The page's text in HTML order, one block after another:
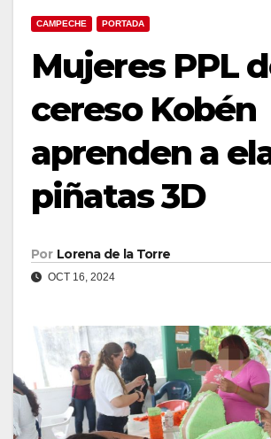
CAMPECHE PORTADA
Mujeres PPL
cereso Kobén
aprenden a
piñatas 3D
Por Lorena de la Torre
OCT 16, 2024